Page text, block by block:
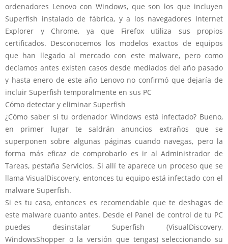
ordenadores Lenovo con Windows, que son los que incluyen
Superfish instalado de fábrica, y a los navegadores Internet
Explorer y Chrome, ya que Firefox utiliza sus propios
certificados. Desconocemos los modelos exactos de equipos
que han llegado al mercado con este malware, pero como
decíamos antes existen casos desde mediados del año pasado
y hasta enero de este año Lenovo no confirmó que dejaría de
incluir Superfish temporalmente en sus PC
Cómo detectar y eliminar Superfish
¿Cómo saber si tu ordenador Windows está infectado? Bueno,
en primer lugar te saldrán anuncios extraños que se
superponen sobre algunas páginas cuando navegas, pero la
forma más eficaz de comprobarlo es ir al Administrador de
Tareas, pestaña Servicios. Si allí te aparece un proceso que se
llama VisualDiscovery, entonces tu equipo está infectado con el
malware Superfish.
Si es tu caso, entonces es recomendable que te deshagas de
este malware cuanto antes. Desde el Panel de control de tu PC
puedes desinstalar Superfish (VisualDiscovery,
WindowsShopper o la versión que tengas) seleccionando su